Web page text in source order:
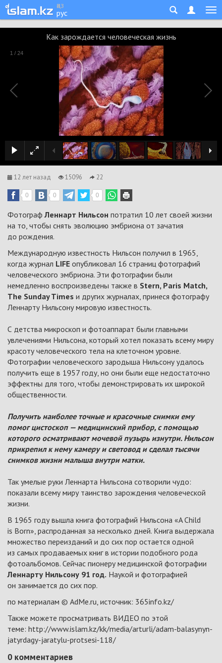
қаз
рус
Как зарождается человеческая жизнь
1 / 24
12 лет назад 15096 22
0 0 0
ФотографЛеннарт Нильсон потратил 10 лет своей жизни
на то, чтобы снять эволюцию эмбриона от зачатия
до рождения.
Международную известность Нильсон получил в 1965,
когда журнал LIFE опубликовал 16 страниц фотографий
человеческого эмбриона. Эти фотографии были
немедленно воспроизведены также в Stern, Paris Match,
The Sunday Times и других журналах, принеся фотографу
Леннарту Нильсону мировую известность.
С детства микроскоп и фотоаппарат были главными
увлечениями Нильсона, который хотел показать всему миру
красоту человеческого тела на клеточном уровне.
Фотографии человеческого зародыша Нильсону удалось
получить еще в 1957 году, но они были еще недостаточно
эффектны для того, чтобы демонстрировать их широкой
общественности.
Получить наиболее точные и красочные снимки ему
помог цистоскоп — медицинский прибор, с помощью
которого осматривают мочевой пузырь изнутри. Нильсон
прикрепил к нему камеру и световод и сделал тысячи
снимков жизни малыша внутри матки.
Так умелые руки Леннарта Нильсона сотворили чудо:
показали всему миру таинство зарождения человеческой
жизни.
В 1965 году вышла книга фотографий Нильсона «A Child
is Born», распроданная за несколько дней. Книга выдержала
множество переизданий и до сих пор остается одной
из самых продаваемых книг в истории подобного рода
фотоальбомов. Сейчас пионеру медицинской фотографии
Леннарту Нильсону 91 год. Наукой и фотографией
он занимается до сих пор.
по материалам © AdMe.ru, источник: 365info.kz/
Также можете просматривать ВИДЕО по этой
теме: http://www.islam.kz/kk/media/arturli/adam-balasynyn-
jatyrdagy-jaratylu-protsesi-118/
0 комментариев